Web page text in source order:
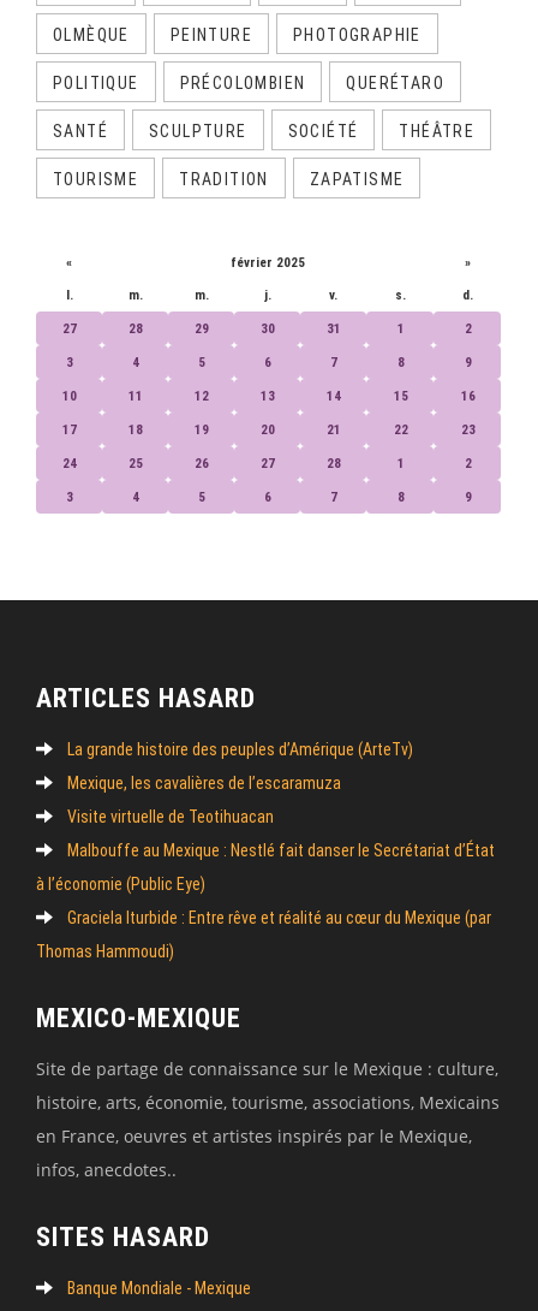
OLMÈQUE PEINTURE PHOTOGRAPHIE
POLITIQUE PRÉCOLOMBIEN QUERÉTARO
SANTÉ SCULPTURE SOCIÉTÉ THÉÂTRE
TOURISME TRADITION ZAPATISME
« février 2025 »
l. m. m. j. v. s. d.
27 28 29 30 31 1 2
3 4 5 6 7 8 9
10 11 12 13 14 15 16
17 18 19 20 21 22 23
24 25 26 27 28 1 2
3 4 5 6 7 8 9
ARTICLES HASARD
La grande histoire des peuples d’Amérique (ArteTv)
Mexique, les cavalières de l’escaramuza
Visite virtuelle de Teotihuacan
Malbouffe au Mexique : Nestlé fait danser le Secrétariat d’État
à l’économie (Public Eye)
Graciela Iturbide : Entre rêve et réalité au cœur du Mexique (par
Thomas Hammoudi)
MEXICO-MEXIQUE
Site de partage de connaissance sur le Mexique : culture,
histoire, arts, économie, tourisme, associations, Mexicains
en France, oeuvres et artistes inspirés par le Mexique,
infos, anecdotes..
SITES HASARD
Banque Mondiale - Mexique